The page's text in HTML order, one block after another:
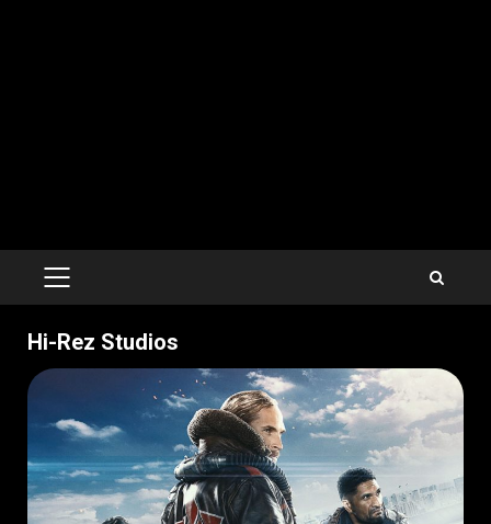
PRIMARY
Hi-Rez Studios